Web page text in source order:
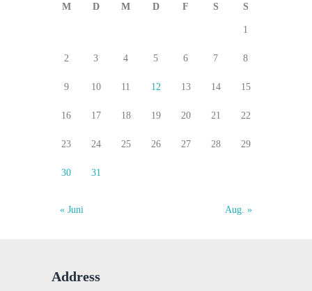
M D M D F S S
1
2 3 4 5 6 7 8
9 10 11 12 13 14 15
16 17 18 19 20 21 22
23 24 25 26 27 28 29
30 31
« Juni Aug. »
Address